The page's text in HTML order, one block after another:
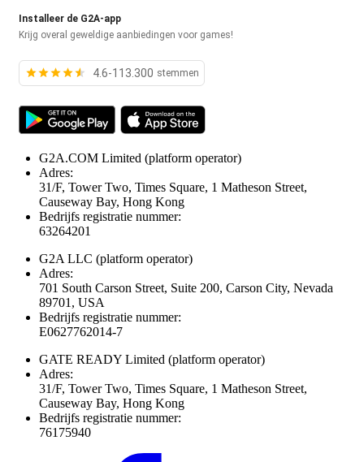
Installeer de G2A-app
Krijg overal geweldige aanbiedingen voor games!
4.6-113.300 stemmen
G2A.COM Limited (platform operator)
Adres:
31/F, Tower Two, Times Square, 1 Matheson Street,
Causeway Bay, Hong Kong
Bedrijfs registratie nummer:
63264201
G2A LLC (platform operator)
Adres:
701 South Carson Street, Suite 200, Carson City, Nevada
89701, USA
Bedrijfs registratie nummer:
E0627762014-7
GATE READY Limited (platform operator)
Adres:
31/F, Tower Two, Times Square, 1 Matheson Street,
Causeway Bay, Hong Kong
Bedrijfs registratie nummer:
76175940